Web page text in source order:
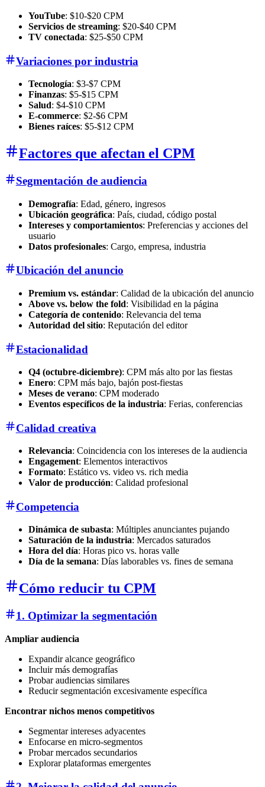
YouTube: $10-$20 CPM
Servicios de streaming: $20-$40 CPM
TV conectada: $25-$50 CPM
Variaciones por industria
Tecnología: $3-$7 CPM
Finanzas: $5-$15 CPM
Salud: $4-$10 CPM
E-commerce: $2-$6 CPM
Bienes raíces: $5-$12 CPM
Factores que afectan el CPM
Segmentación de audiencia
Demografía: Edad, género, ingresos
Ubicación geográfica: País, ciudad, código postal
Intereses y comportamientos: Preferencias y acciones del
usuario
Datos profesionales: Cargo, empresa, industria
Ubicación del anuncio
Premium vs. estándar: Calidad de la ubicación del anuncio
Above vs. below the fold: Visibilidad en la página
Categoría de contenido: Relevancia del tema
Autoridad del sitio: Reputación del editor
Estacionalidad
Q4 (octubre-diciembre): CPM más alto por las fiestas
Enero: CPM más bajo, bajón post-fiestas
Meses de verano: CPM moderado
Eventos específicos de la industria: Ferias, conferencias
Calidad creativa
Relevancia: Coincidencia con los intereses de la audiencia
Engagement: Elementos interactivos
Formato: Estático vs. video vs. rich media
Valor de producción: Calidad profesional
Competencia
Dinámica de subasta: Múltiples anunciantes pujando
Saturación de la industria: Mercados saturados
Hora del día: Horas pico vs. horas valle
Día de la semana: Días laborables vs. fines de semana
Cómo reducir tu CPM
1. Optimizar la segmentación
Ampliar audiencia
Expandir alcance geográfico
Incluir más demografías
Probar audiencias similares
Reducir segmentación excesivamente específica
Encontrar nichos menos competitivos
Segmentar intereses adyacentes
Enfocarse en micro-segmentos
Probar mercados secundarios
Explorar plataformas emergentes